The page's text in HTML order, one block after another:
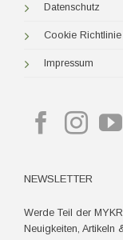
Datenschutz
Cookie Richtlinie
Impressum
NEWSLETTER
Werde Teil der
Neuigkeiten, Artikeln